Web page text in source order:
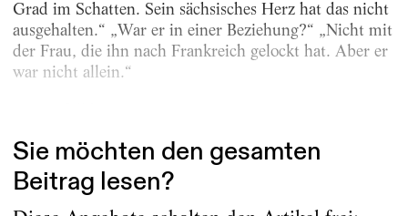
Grad im Schatten. Sein sächsisches Herz hat das nicht
ausgehalten.“ „War er in einer Beziehung?“ „Nicht mit
der Frau, die ihn nach Frankreich gelockt hat. Aber er
war nicht allein.“
Sie möchten den gesamten
Beitrag lesen?